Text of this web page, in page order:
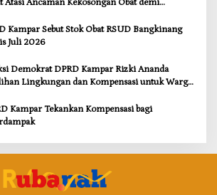
Atasi Ancaman Kekosongan Obat demi
Kampar Sebut Stok Obat RSUD Bangkinang
Juli 2026
Demokrat DPRD Kampar Rizki Ananda
Lingkungan dan Kompensasi untuk Warga
Kampar Tekankan Kompensasi bagi